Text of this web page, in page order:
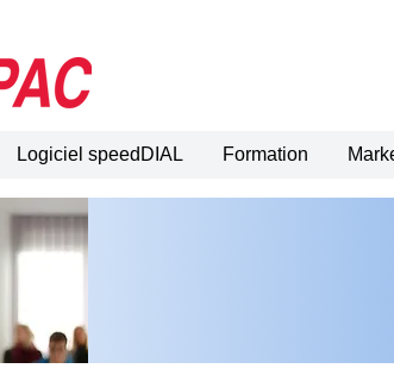
Logiciel speedDIAL Formation